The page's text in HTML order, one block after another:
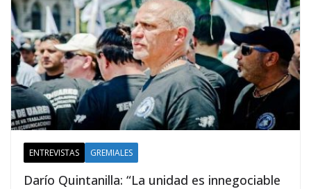
ENTREVISTAS GREMIALES
Darío Quintanilla: “La unidad es innegociable